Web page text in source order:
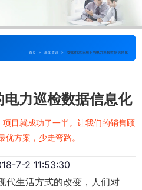
首页 > 新闻资讯 > RFID技术应用下的电力巡检数据信息化
力巡检数据信息化
目就成功了一半。让我们的销售顾
优方案，少走弯路。
7-2 11:53:30
生活方式的改变，人们对